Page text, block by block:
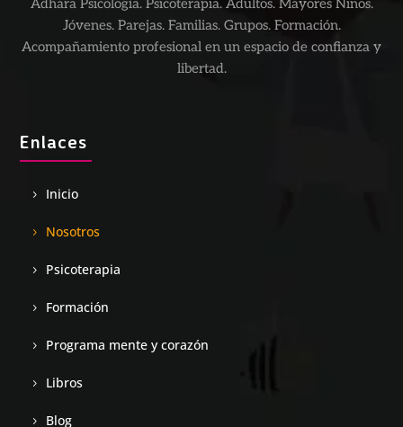
Adhara Psicología. Psicoterapia. Adultos. Mayores Niños.
Jóvenes. Parejas. Familias. Grupos. Formación.
Acompañamiento profesional en un espacio de confianza y
libertad.
Enlaces
Inicio
Nosotros
Psicoterapia
Formación
Programa mente y corazón
Libros
Blog